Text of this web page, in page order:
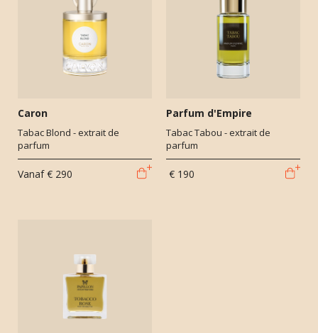
Caron
Tabac Blond - extrait de
parfum
Vanaf € 290
Parfum d'Empire
Tabac Tabou - extrait de
parfum
€ 190